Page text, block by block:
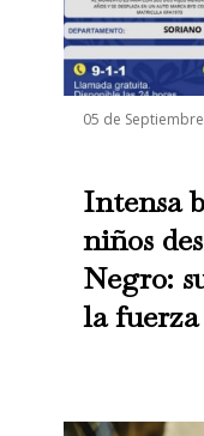
05 de
Intensa
niños
Negro:
la